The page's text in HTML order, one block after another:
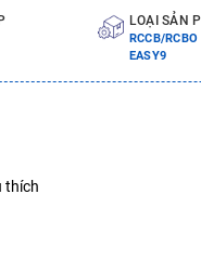
LOẠI SẢN
RCCB/
EASY9
thích